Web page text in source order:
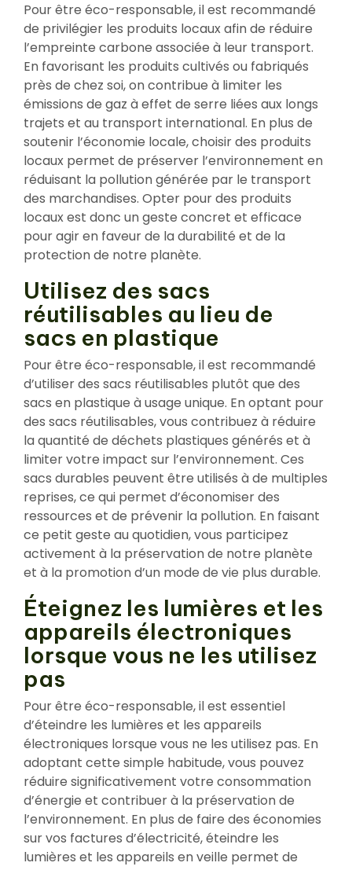
Pour être éco-responsable, il est recommandé
de privilégier les produits locaux afin de réduire
l’empreinte carbone associée à leur transport.
En favorisant les produits cultivés ou fabriqués
près de chez soi, on contribue à limiter les
émissions de gaz à effet de serre liées aux longs
trajets et au transport international. En plus de
soutenir l’économie locale, choisir des produits
locaux permet de préserver l’environnement en
réduisant la pollution générée par le transport
des marchandises. Opter pour des produits
locaux est donc un geste concret et efficace
pour agir en faveur de la durabilité et de la
protection de notre planète.
Utilisez des sacs
réutilisables au lieu de
sacs en plastique
Pour être éco-responsable, il est recommandé
d’utiliser des sacs réutilisables plutôt que des
sacs en plastique à usage unique. En optant pour
des sacs réutilisables, vous contribuez à réduire
la quantité de déchets plastiques générés et à
limiter votre impact sur l’environnement. Ces
sacs durables peuvent être utilisés à de multiples
reprises, ce qui permet d’économiser des
ressources et de prévenir la pollution. En faisant
ce petit geste au quotidien, vous participez
activement à la préservation de notre planète
et à la promotion d’un mode de vie plus durable.
Éteignez les lumières et les
appareils électroniques
lorsque vous ne les utilisez
pas
Pour être éco-responsable, il est essentiel
d’éteindre les lumières et les appareils
électroniques lorsque vous ne les utilisez pas. En
adoptant cette simple habitude, vous pouvez
réduire significativement votre consommation
d’énergie et contribuer à la préservation de
l’environnement. En plus de faire des économies
sur vos factures d’électricité, éteindre les
lumières et les appareils en veille permet de